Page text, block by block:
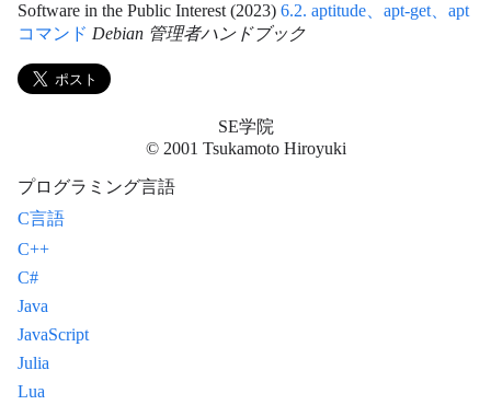
Software in the Public Interest (2023) 6.2. aptitude、apt-get、apt
コマンド Debian 管理者ハンドブック
SE学院
© 2001 Tsukamoto Hiroyuki
プログラミング言語
C言語
C++
C#
Java
JavaScript
Julia
Lua